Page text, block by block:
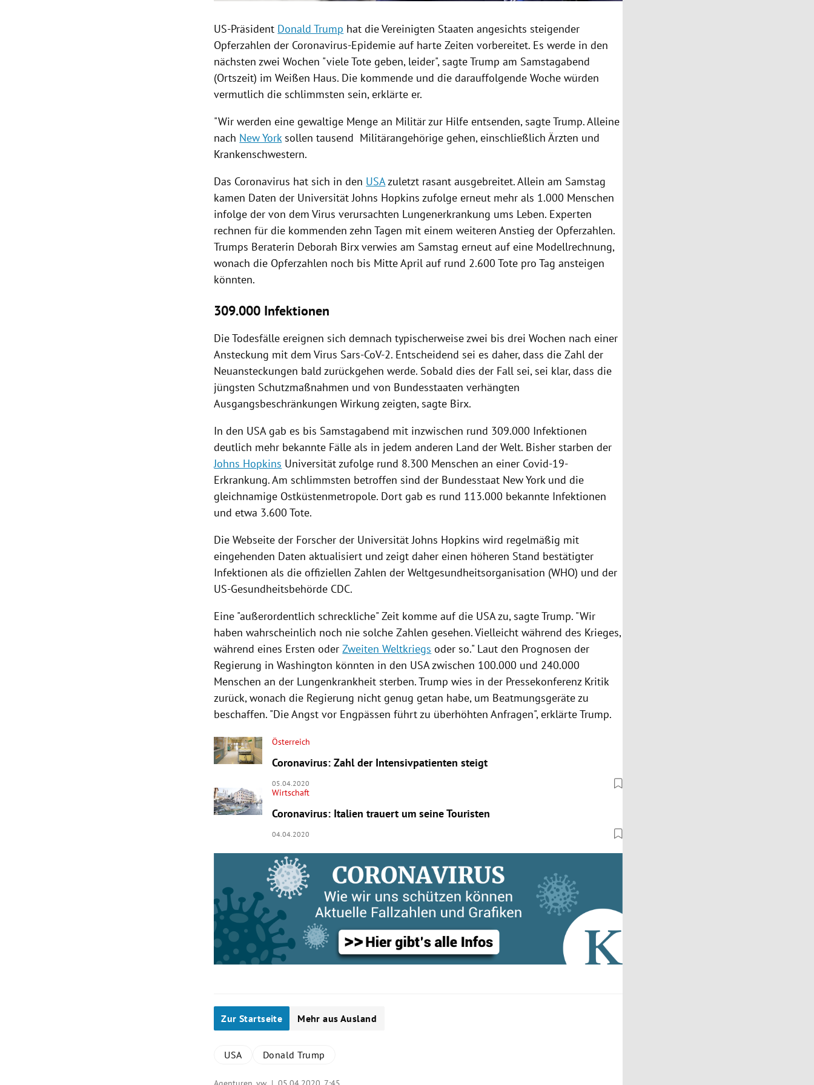
US-Präsident Donald Trump hat dieVereinigten Staaten angesichts steigender
Opferzahlen der Coronavirus-Epidemie auf harte Zeiten vorbereitet. Es werde in den
nächsten zwei Wochen "viele Tote geben, leider", sagteTrump am Samstagabend
(Ortszeit) im Weißen Haus. Die kommende und die darauffolgende Woche würden
vermutlich die schlimmsten sein, erklärte er.
"Wir werden eine gewaltige Menge an Militärzur Hilfe entsenden, sagteTrump. Alleine
nach New Yorksollen tausend Militärangehörige gehen, einschließlich Ärzten und
Krankenschwestern.
Das Coronavirus hat sich in den USAzuletzt rasant ausgebreitet. Allein am Samstag
kamen Daten der UniversitätJohns Hopkins zufolge erneut mehr als 1.000 Menschen
infolge der von demVirus verursachten Lungenerkrankung ums Leben. Experten
rechnen für die kommenden zehn Tagen mit einem weiteren Anstieg der Opferzahlen.
Trumps Beraterin Deborah Birxverwies am Samstag erneut auf eine Modellrechnung,
wonach die Opferzahlen noch bis Mitte April auf rund 2.600 Tote pro Tag ansteigen
könnten.
309.000 Infektionen
DieTodesfälle ereignen sich demnach typischerweise zwei bis drei Wochen nach einer
Ansteckung mit demVirus Sars-CoV-2. Entscheidend sei es daher, dass die Zahl der
Neuansteckungen bald zurückgehen werde. Sobald dies der Fall sei, sei klar, dass die
jüngsten Schutzmaßnahmen und von Bundesstaaten verhängten
Ausgangsbeschränkungen Wirkung zeigten, sagte Birx.
In den USAgab es bis Samstagabend mit inzwischen rund 309.000 Infektionen
deutlich mehr bekannte Fälle als in jedem anderen Land der Welt. Bisher starben der
Johns Hopkins Universität zufolge rund 8.300 Menschen an einer Covid-19-
Erkrankung. Am schlimmsten betroffen sind der Bundesstaat New Yorkund die
gleichnamige Ostküstenmetropole. Dort gab es rund 113.000 bekannte Infektionen
und etwa 3.600 Tote.
Die Webseite der Forscher der UniversitätJohns Hopkins wird regelmäßig mit
eingehenden Daten aktualisiert und zeigt daher einen höheren Stand bestätigter
Infektionen als die offiziellen Zahlen derWeltgesundheitsorganisation (WHO) und der
US-Gesundheitsbehörde CDC.
Eine "außerordentlich schreckliche" Zeit komme auf die USAzu, sagteTrump. "Wir
haben wahrscheinlich noch nie solche Zahlen gesehen. Vielleicht während des Krieges,
während eines Ersten oderZweiten Weltkriegs oder so." Laut den Prognosen der
Regierung inWashington könnten in den USAzwischen 100.000 und 240.000
Menschen an der Lungenkrankheit sterben.Trump wies in der Pressekonferenz Kritik
zurück, wonach die Regierung nicht genug getan habe, um Beatmungsgeräte zu
beschaffen. "Die Angst vor Engpässen führt zu überhöhten Anfragen", erklärteTrump.
Österreich
Coronavirus: Zahl der Intensivpatienten steigt
05.04.2020
Wirtschaft
Coronavirus: Italien trauert um seine Touristen
04.04.2020
Zur Startseite Mehr aus Ausland
USA Donald Trump